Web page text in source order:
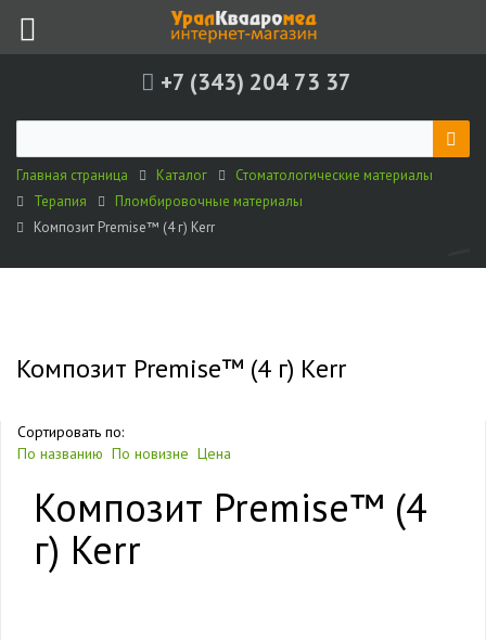
+7 (343) 204 73 37
Главная страница Каталог
Стоматологические материалы
Терапия
Пломбировочные материалы
Композит Premise™ (4 г) Kerr
Композит Premise™ (4 г) Kerr
Сортировать по:
По названию По новизне Цена
Композит Premise™ (4
г) Kerr